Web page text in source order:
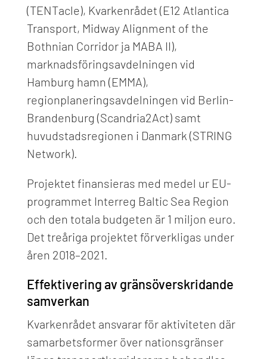
(TENTacle), Kvarkenrådet (E12 Atlantica
Transport, Midway Alignment of the
Bothnian Corridor ja MABA II),
marknadsföringsavdelningen vid
Hamburg hamn (EMMA),
regionplaneringsavdelningen vid Berlin-
Brandenburg (Scandria2Act) samt
huvudstadsregionen i Danmark (STRING
Network).
Projektet finansieras med medel ur EU-
programmet Interreg Baltic Sea Region
och den totala budgeten är 1 miljon euro.
Det treåriga projektet förverkligas under
åren 2018–2021.
Effektivering av gränsöverskridande
samverkan
Kvarkenrådet ansvarar för aktiviteten där
samarbetsformer över nationsgränser